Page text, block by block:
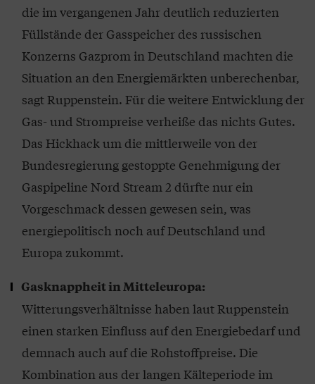
die im vergangenen Jahr deutlich reduzierten
Füllstände der Gasspeicher des russischen
Konzerns Gazprom in Deutschland machten die
Situation an den Energiemärkten unberechenbar,
sagt Ruppenstein. Für die weitere Entwicklung der
Gas- und Strompreise verheiße das nichts Gutes.
Das Hickhack um die mittlerweile von der
Bundesregierung gestoppte Genehmigung der
Gaspipeline Nord Stream 2 dürfte nur ein
Vorgeschmack dessen gewesen sein, was
energiepolitisch noch auf Deutschland und
Europa zukommt.
Gasknappheit in Mitteleuropa:
Witterungsverhältnisse haben laut Ruppenstein
einen starken Einfluss auf den Energiebedarf und
demnach auch auf die Rohstoffpreise. Die
Kombination aus der langen Kälteperiode im